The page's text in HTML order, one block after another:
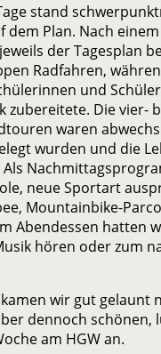
stand
dem Plan. Nach
der Tagesplan
Radfahren,
und
zubereitete. Die vier-
waren
wurden und die
neue Sportart
Mountainbike-
Abendessen hatten
hören oder zum
wir gut gelaunt
dennoch schönen,
am HGW an.